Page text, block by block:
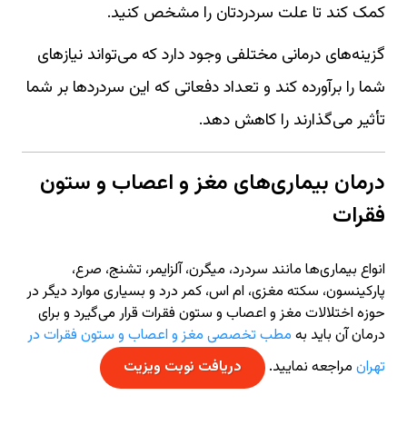
کمک کند تا علت سردردتان را مشخص کنید.
گزینه‌های درمانی مختلفی وجود دارد که می‌تواند نیازهای
شما را برآورده کند و تعداد دفعاتی که این سردردها بر شما
تأثیر می‌گذارند را کاهش دهد.
درمان بیماری‌های مغز و اعصاب و ستون
فقرات
انواع بیماری‌ها مانند سردرد، میگرن، آلزایمر، تشنج، صرع،
پارکینسون، سکته مغزی، ام اس، کمر درد و بسیاری موارد دیگر در
حوزه اختلالات مغز و اعصاب و ستون فقرات قرار می‌گیرد و برای
درمان آن باید به مطب تخصصی مغز و اعصاب و ستون فقرات در
تهران مراجعه نمایید. دریافت نوبت ویزیت